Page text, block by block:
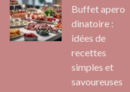
Buffet apero
dinatoire :
idées de
recettes
simples et
savoureuses